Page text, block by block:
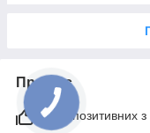
Про нас
98% позитивних з